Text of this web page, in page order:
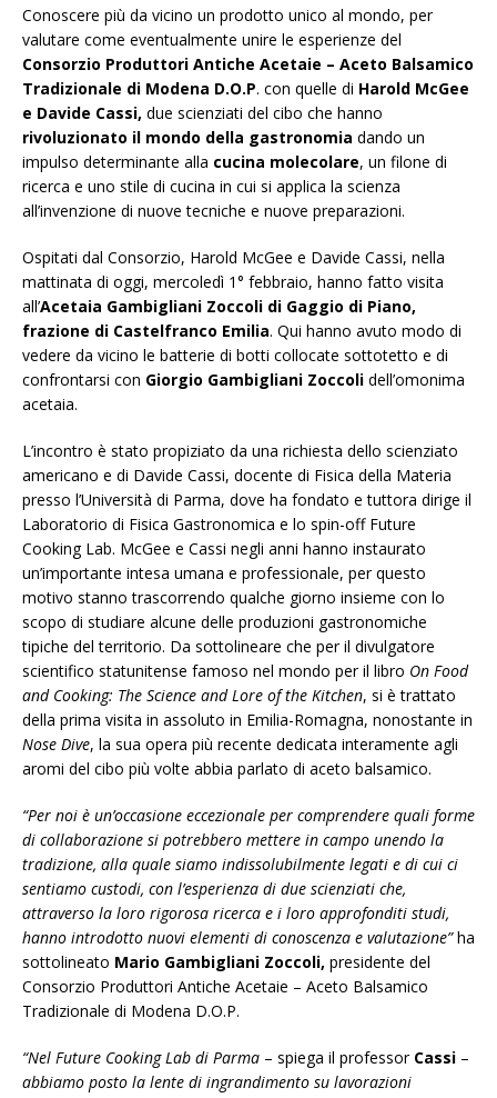
Conoscere più da vicino un prodotto unico al mondo, per
valutare come eventualmente unire le esperienze del
Consorzio Produttori Antiche Acetaie – Aceto Balsamico
Tradizionale di Modena D.O.P. con quelle di Harold McGee
e Davide Cassi, due scienziati del cibo che hanno
rivoluzionato il mondo della gastronomia dando un
impulso determinante alla cucina molecolare, un filone di
ricerca e uno stile di cucina in cui si applica la scienza
all’invenzione di nuove tecniche e nuove preparazioni.
Ospitati dal Consorzio, Harold McGee e Davide Cassi, nella
mattinata di oggi, mercoledì 1° febbraio, hanno fatto visita
all’Acetaia Gambigliani Zoccoli di Gaggio di Piano,
frazione di Castelfranco Emilia. Qui hanno avuto modo di
vedere da vicino le batterie di botti collocate sottotetto e di
confrontarsi con Giorgio Gambigliani Zoccoli dell’omonima
acetaia.
L’incontro è stato propiziato da una richiesta dello scienziato
americano e di Davide Cassi, docente di Fisica della Materia
presso l’Università di Parma, dove ha fondato e tuttora dirige il
Laboratorio di Fisica Gastronomica e lo spin-off Future
Cooking Lab. McGee e Cassi negli anni hanno instaurato
un’importante intesa umana e professionale, per questo
motivo stanno trascorrendo qualche giorno insieme con lo
scopo di studiare alcune delle produzioni gastronomiche
tipiche del territorio. Da sottolineare che per il divulgatore
scientifico statunitense famoso nel mondo per il libro On Food
and Cooking: The Science and Lore of the Kitchen, si è trattato
della prima visita in assoluto in Emilia-Romagna, nonostante in
Nose Dive, la sua opera più recente dedicata interamente agli
aromi del cibo più volte abbia parlato di aceto balsamico.
“Per noi è un’occasione eccezionale per comprendere quali forme
di collaborazione si potrebbero mettere in campo unendo la
tradizione, alla quale siamo indissolubilmente legati e di cui ci
sentiamo custodi, con l’esperienza di due scienziati che,
attraverso la loro rigorosa ricerca e i loro approfonditi studi,
hanno introdotto nuovi elementi di conoscenza e valutazione”ha
sottolineato Mario Gambigliani Zoccoli, presidente del
Consorzio Produttori Antiche Acetaie – Aceto Balsamico
Tradizionale di Modena D.O.P.
“Nel Future Cooking Lab di Parma – spiega il professor Cassi –
abbiamo posto la lente di ingrandimento su lavorazioni